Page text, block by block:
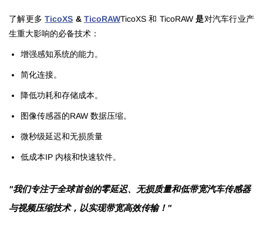
了解更多TicoXS &TicoRAWTicoXS 和 TicoRAW是对汽车行业产
生重大影响的必备技术：
增强感知系统的能力。
简化连接。
降低功耗和存储成本。
图像传感器的RAW 数据压缩。
微秒级延迟和无损质量
低成本IP 内核和快速软件。
"我们专注于全球首创的零延迟、无损质量和低带宽汽车传感器
与视频压缩技术，以实现带宽高效传输！"